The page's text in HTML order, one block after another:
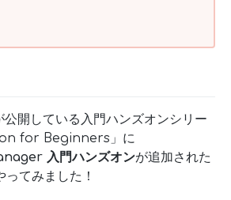
開している入門ハンズオンシリー
for Beginners」に
入門ハンズオンが追加された
てみました！